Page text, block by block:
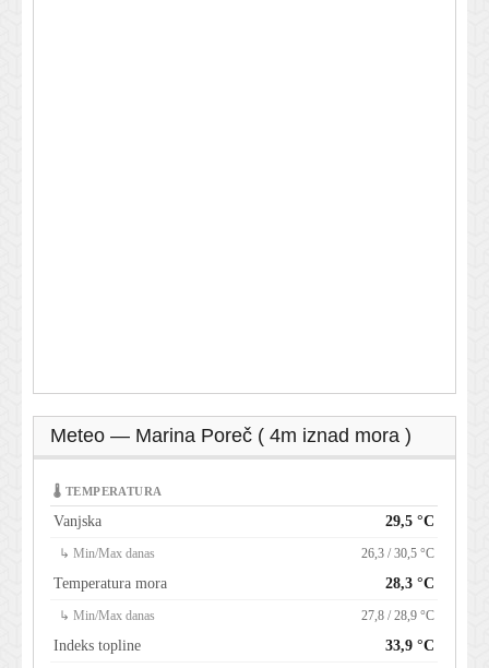
Meteo — Marina Poreč ( 4m iznad mora )
🌡 TEMPERATURA
Vanjska 29,5 °C
↳ Min/Max danas 26,3 / 30,5 °C
Temperatura mora 28,3 °C
↳ Min/Max danas 27,8 / 28,9 °C
Indeks topline
33,9 °C